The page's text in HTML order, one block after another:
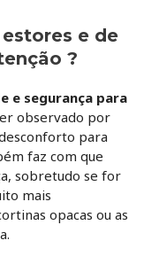
e de
?
e segurança para
observado por
para
faz com que
sobretudo se for
mais
opacas ou as